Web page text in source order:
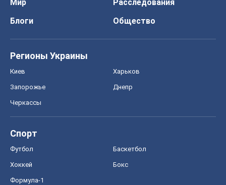
Мир
Расследования
Блоги
Общество
Регионы Украины
Киев Харьков
Запорожье Днепр
Черкассы
Спорт
Футбол Баскетбол
Хоккей Бокс
Формула-1